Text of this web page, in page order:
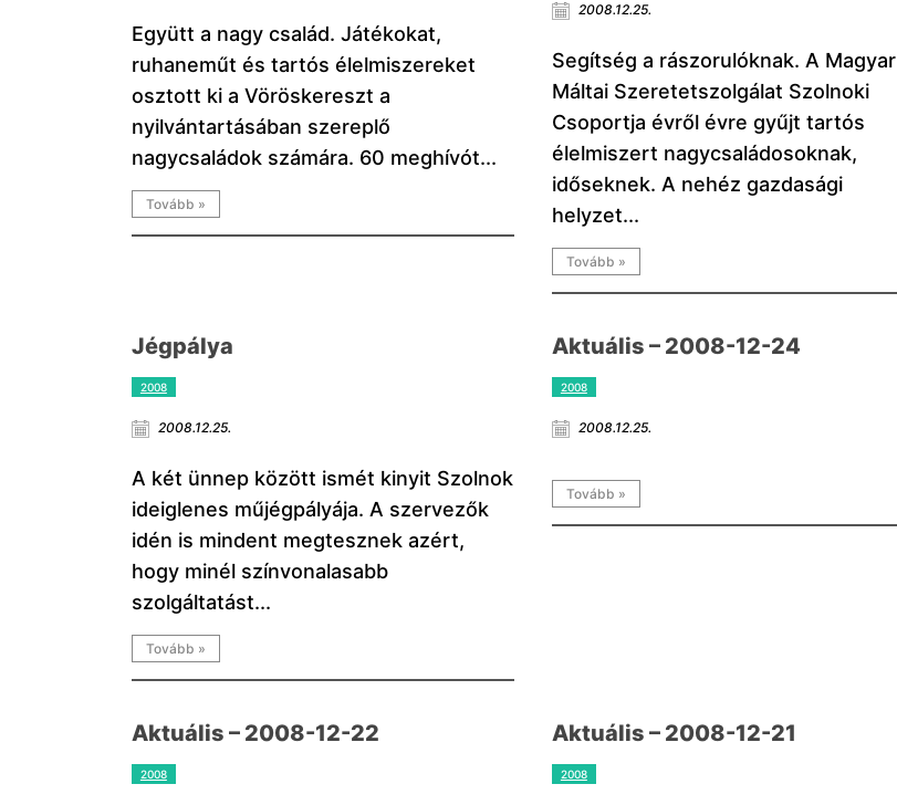
Együtt a nagy család. Játékokat,
ruhaneműt és tartós élelmiszereket
osztott ki a Vöröskereszt a
nyilvántartásában szereplő
nagycsaládok számára. 60 meghívót...
Tovább »
2008.12.25.
Segítség a rászorulóknak. A Magyar
Máltai Szeretetszolgálat Szolnoki
Csoportja évről évre gyűjt tartós
élelmiszert nagycsaládosoknak,
időseknek. A nehéz gazdasági
helyzet...
Tovább »
Jégpálya
2008
2008.12.25.
A két ünnep között ismét kinyit Szolnok
ideiglenes műjégpályája. A szervezők
idén is mindent megtesznek azért,
hogy minél színvonalasabb
szolgáltatást...
Tovább »
Aktuális – 2008-12-24
2008
2008.12.25.
Tovább »
Aktuális – 2008-12-22
2008
Aktuális – 2008-12-21
2008